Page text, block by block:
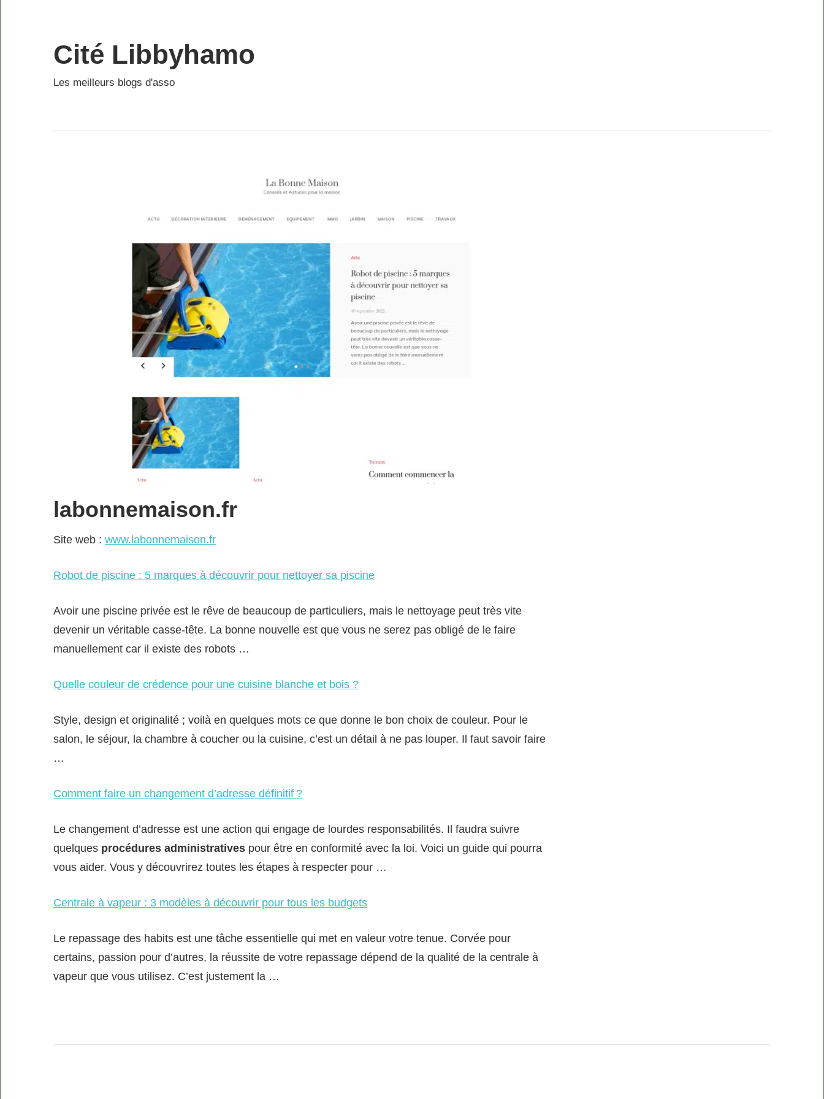
content
Cité Libbyhamo
Les meilleurs blogs d'asso
labonnemaison.fr
Site web : www.labonnemaison.fr
Robot de piscine : 5 marques à découvrir pour nettoyer sa piscine
Avoir une piscine privée est le rêve de beaucoup de particuliers, mais le nettoyage peut très vite
devenir un véritable casse-tête. La bonne nouvelle est que vous ne serez pas obligé de le faire
manuellement car il existe des robots …
Quelle couleur de crédence pour une cuisine blanche et bois ?
Style, design et originalité ; voilà en quelques mots ce que donne le bon choix de couleur. Pour le
salon, le séjour, la chambre à coucher ou la cuisine, c’est un détail à ne pas louper. Il faut savoir faire
…
Comment faire un changement d’adresse définitif ?
Le changement d’adresse est une action qui engage de lourdes responsabilités. Il faudra suivre
quelques procédures administratives pour être en conformité avec la loi. Voici un guide qui pourra
vous aider. Vous y découvrirez toutes les étapes à respecter pour …
Centrale à vapeur : 3 modèles à découvrir pour tous les budgets
Le repassage des habits est une tâche essentielle qui met en valeur votre tenue. Corvée pour
certains, passion pour d’autres, la réussite de votre repassage dépend de la qualité de la centrale à
vapeur que vous utilisez. C’est justement la …